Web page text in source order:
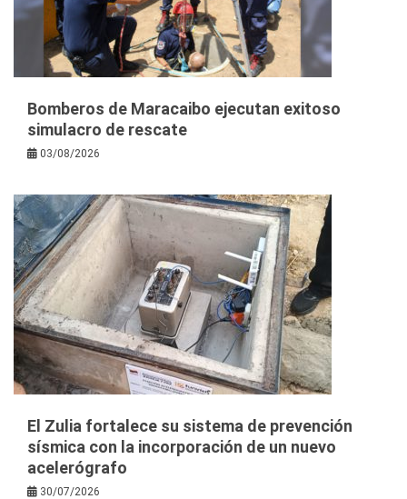
Bomberos de Maracaibo ejecutan exitoso
simulacro de rescate
03/08/2026
El Zulia fortalece su sistema de prevención
sísmica con la incorporación de un nuevo
acelerógrafo
30/07/2026